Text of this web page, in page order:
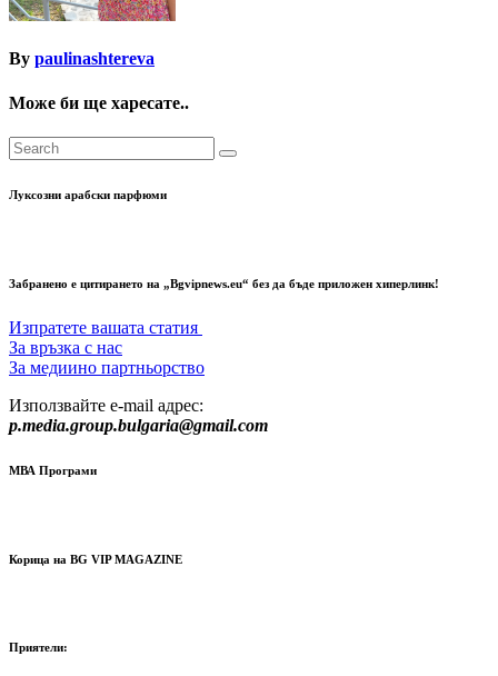
By paulinashtereva
Може би ще харесате..
Луксозни арабски парфюми
Забранено е цитирането на „Bgvipnews.eu“ без да бъде приложен хиперлинк!
Изпратете вашата статия
За връзка с нас
За медиино партньорство
Използвайте e-mail адрес:
p.media.group.bulgaria@gmail.com
МВА Програми
Корица на BG VIP MAGAZINE
Приятели: